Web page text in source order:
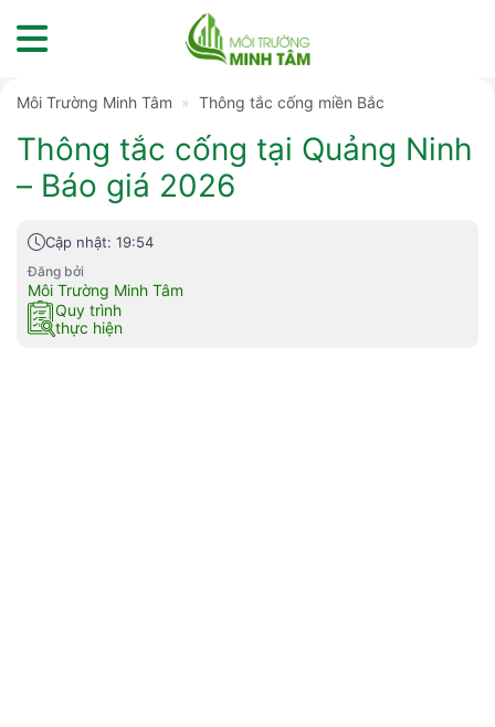
to
Môi Trường Minh Tâm » Thông tắc cống miền Bắc
Thông tắc cống tại Quảng Ninh
– Báo giá 2026
Cập nhật: 19:54
Đăng bởi
Môi Trường Minh Tâm
Quy trình
thực hiện